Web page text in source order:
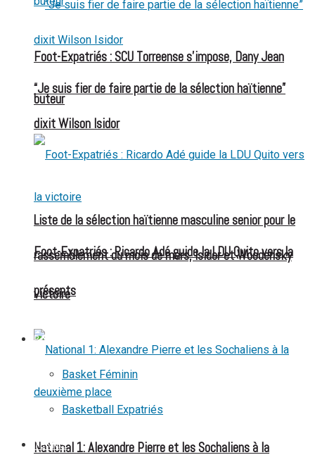
Foot-Expatriés : SCU Torreense s’impose, Dany Jean
buteur
Foot-Expatriés : Ricardo Adé guide la LDU Quito vers la
victoire
National 1: Alexandre Pierre et les Sochaliens à la
“Je suis fier de faire partie de la sélection haïtienne”
dixit Wilson Isidor
Liste de la sélection haïtienne masculine senior pour le
rassemblement du mois de mars, Isidor et Woodensky
présents
BASKETBALL
Basket Féminin
Basketball Expatriés
TENNIS